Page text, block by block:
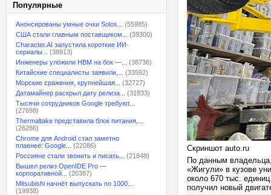
Популярные
Анонсированы умные очки Solos...
(55985)
США стали главным поставщиком...
(39300)
Character.AI запустила короткие ИИ-
сериалы...
(38913)
Инженеры уложили HBM на бок —...
(38736)
Китайские специалисты заявили,...
(33592)
Морские сражения, крупнейшая...
(32727)
Датамайнер раскрыл дату релиза...
(31833)
Тысячи сотрудников Google требуют...
(27698)
Thermaltake представила блок питания,...
(26286)
Chrome для Android стал заметно
плавнее: Google...
(22086)
Россияне стали звонить и писать...
(21848)
Вышел релиз OpenIDE Pro —
корпоративной...
(20387)
Mitsubishi начнёт выпускать по 1000...
(19938)
Скриншот auto.ru
По данным
«Жигули» в кузове
около 670 тыс.
получил новый